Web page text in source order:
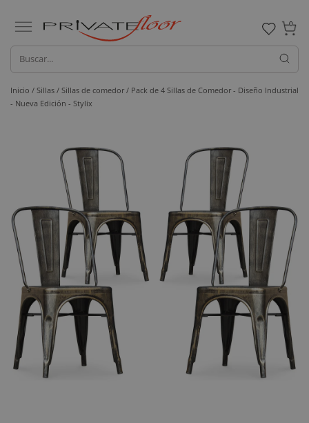
0
Inicio / Sillas / Sillas de comedor / Pack de 4 Sillas de Comedor - Diseño Industrial
- Nueva Edición - Stylix